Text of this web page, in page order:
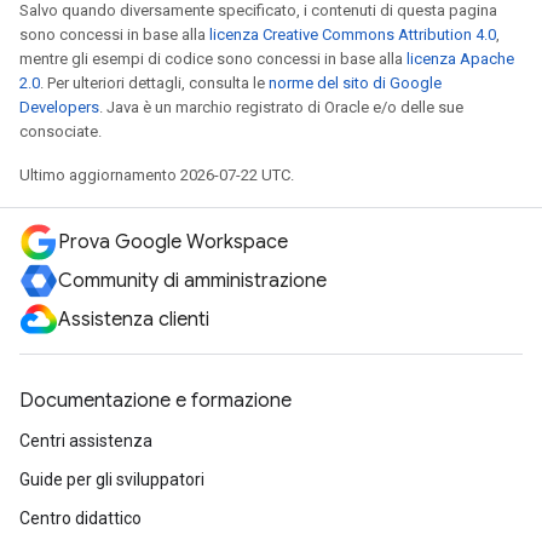
Salvo quando diversamente specificato, i contenuti di questa pagina
sono concessi in base alla licenza Creative Commons Attribution 4.0,
mentre gli esempi di codice sono concessi in base alla licenza Apache
2.0. Per ulteriori dettagli, consulta le norme del sito di Google
Developers. Java è un marchio registrato di Oracle e/o delle sue
consociate.
Ultimo aggiornamento 2026-07-22 UTC.
Prova Google Workspace
Community di amministrazione
Assistenza clienti
Documentazione e formazione
Centri assistenza
Guide per gli sviluppatori
Centro didattico